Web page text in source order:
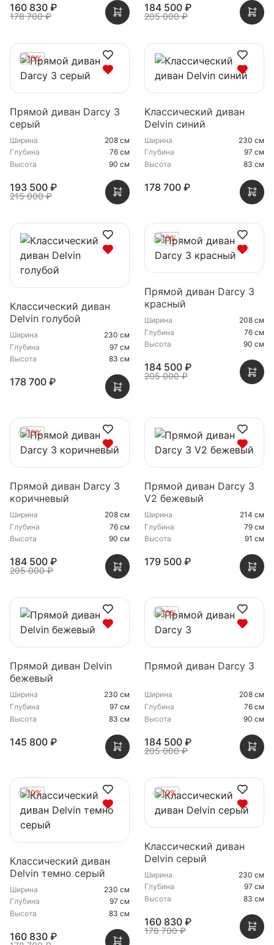
160 830 ₽
178 700 ₽
184 500 ₽
205 000 ₽
- 10%
Прямой диван Darcy 3
серый
Ширина
208 см
Глубина
76 см
Высота
90 см
193 500 ₽
215 000 ₽
Классический диван
Delvin синий
Ширина
230 см
Глубина
97 см
Высота
83 см
178 700 ₽
Классический диван
Delvin голубой
Ширина
230 см
Глубина
97 см
Высота
83 см
178 700 ₽
- 10%
Прямой диван Darcy 3
красный
Ширина
208 см
Глубина
76 см
Высота
90 см
184 500 ₽
205 000 ₽
- 10%
Прямой диван Darcy 3
коричневый
Ширина
208 см
Глубина
76 см
Высота
90 см
184 500 ₽
205 000 ₽
Прямой диван Darcy 3
V2 бежевый
Ширина
214 см
Глубина
79 см
Высота
91 см
179 500 ₽
Прямой диван Delvin
бежевый
Ширина
230 см
Глубина
97 см
Высота
83 см
145 800 ₽
- 10%
Прямой диван Darcy 3
Ширина
208 см
Глубина
76 см
Высота
90 см
184 500 ₽
205 000 ₽
- 10%
Классический диван
Delvin темно серый
Ширина
230 см
Глубина
97 см
Высота
83 см
160 830 ₽
- 10%
Классический диван
Delvin серый
Ширина
230 см
Глубина
97 см
Высота
83 см
160 830 ₽
178 700 ₽